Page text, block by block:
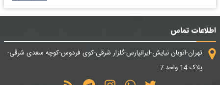
اطلاعات تماس
تهران-اتوبان نیایش-ایرانپارس-گلزار شرقی-کوی فردوس-کوچه سعدی شرقی-
پلاک 14 واحد 7